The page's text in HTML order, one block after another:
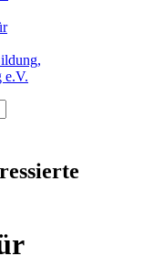
e.V.